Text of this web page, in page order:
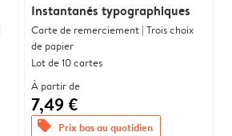
Instantanés typographiques
Carte de remerciement | Trois choix
de papier
Lot de 10 cartes
À partir de
7,49 €
offers Prix bas au quotidien